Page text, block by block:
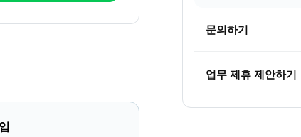
문의하기
업무 제휴 제안하기